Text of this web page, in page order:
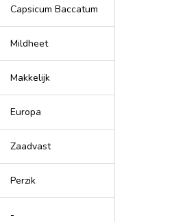
Capsicum Baccatum
Mildheet
Makkelijk
Europa
Zaadvast
Perzik
-